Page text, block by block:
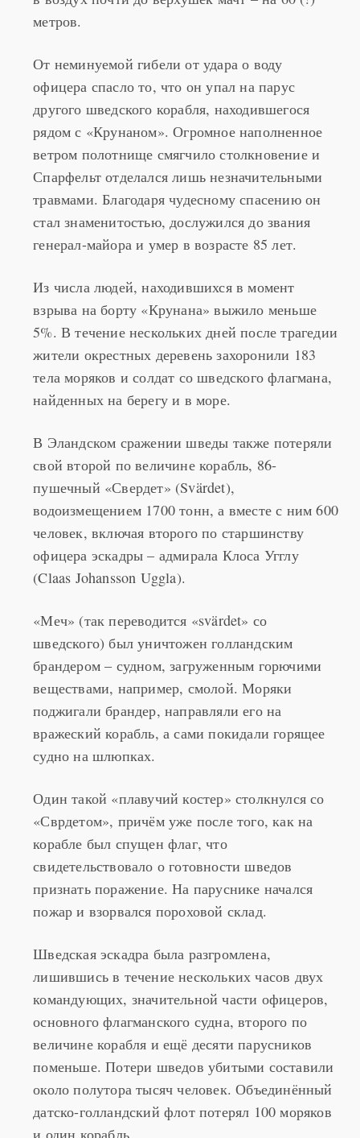
метров.
От неминуемой гибели от удара о воду
офицера спасло то, что он упал на парус
другого шведского корабля, находившегося
рядом с «Крунаном». Огромное наполненное
ветром полотнище смягчило столкновение и
Спарфельт отделался лишь незначительными
травмами. Благодаря чудесному спасению он
стал знаменитостью, дослужился до звания
генерал-майора и умер в возрасте 85 лет.
Из числа людей, находившихся в момент
взрыва на борту «Крунана» выжило меньше
5%. В течение нескольких дней после трагедии
жители окрестных деревень захоронили 183
тела моряков и солдат со шведского флагмана,
найденных на берегу и в море.
В Эландском сражении шведы также потеряли
свой второй по величине корабль, 86-
пушечный «Свердет» (Svärdet),
водоизмещением 1700 тонн, а вместе с ним 600
человек, включая второго по старшинству
офицера эскадры – адмирала Клоса Угглу
(Claas Johansson Uggla).
«Меч» (так переводится «svärdet» со
шведского) был уничтожен голландским
брандером – судном, загруженным горючими
веществами, например, смолой. Моряки
поджигали брандер, направляли его на
вражеский корабль, а сами покидали горящее
судно на шлюпках.
Один такой «плавучий костер» столкнулся со
«Сврдетом», причём уже после того, как на
корабле был спущен флаг, что
свидетельствовало о готовности шведов
признать поражение. На паруснике начался
пожар и взорвался пороховой склад.
Шведская эскадра была разгромлена,
лишившись в течение нескольких часов двух
командующих, значительной части офицеров,
основного флагманского судна, второго по
величине корабля и ещё десяти парусников
поменьше. Потери шведов убитыми составили
около полутора тысяч человек. Объединённый
датско-голландский флот потерял 100 моряков
и один корабль.